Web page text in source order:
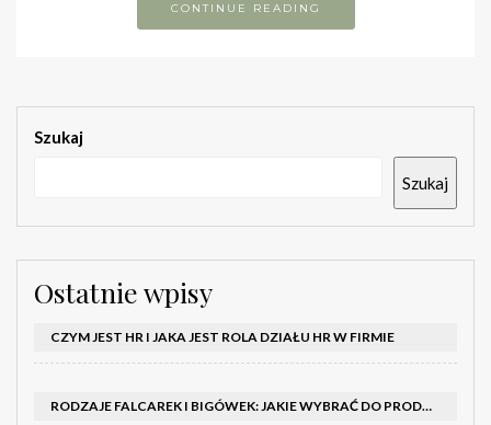
CONTINUE READING
Szukaj
Szukaj
Ostatnie wpisy
CZYM JEST HR I JAKA JEST ROLA DZIAŁU HR W FIRMIE
RODZAJE FALCAREK I BIGÓWEK: JAKIE WYBRAĆ DO PRODUKCJI?